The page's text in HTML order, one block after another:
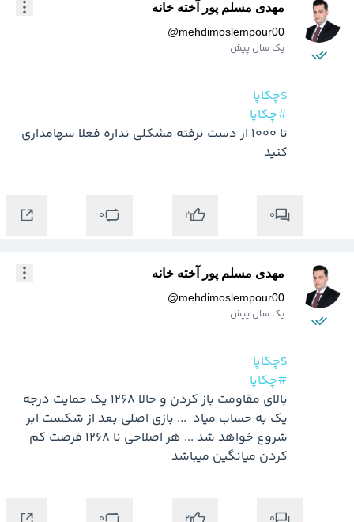
مهدی مسلم پور آخته خانه
@mehdimoslempour00
یک سال پیش
$چکاپا
#چکاپا
کنید
0
2
0
مهدی مسلم پور آخته خانه
@mehdimoslempour00
یک سال پیش
$چکاپا
#چکاپا
کردن میانگین میباشد
0
2
0